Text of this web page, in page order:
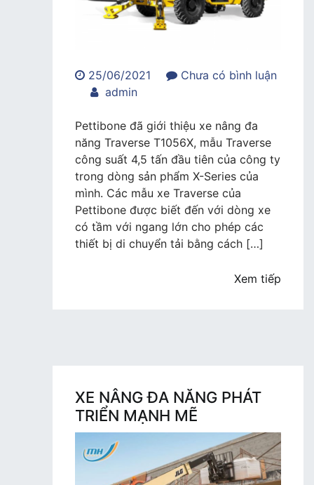
25/06/2021
Chưa có bình luận
trong
ra
mắt
xe
nâng
đa
năng
T1056X
admin
Pettibone đã giới thiệu xe nâng đa
năng Traverse T1056X, mẫu Traverse
công suất 4,5 tấn đầu tiên của công ty
trong dòng sản phẩm X-Series của
mình. Các mẫu xe Traverse của
Pettibone được biết đến với dòng xe
có tầm với ngang lớn cho phép các
thiết bị di chuyển tải bằng cách […]
Xem tiếp
XE NÂNG ĐA NĂNG PHÁT
TRIỂN MẠNH MẼ